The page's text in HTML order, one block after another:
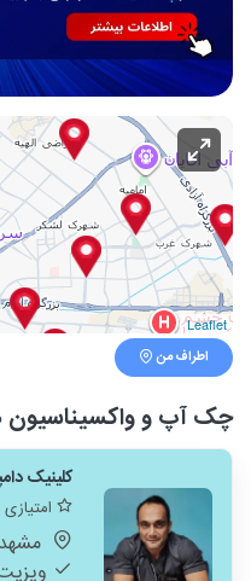
Leaflet
اطراف من
چک آپ و واکسیناسیون
کلینیک